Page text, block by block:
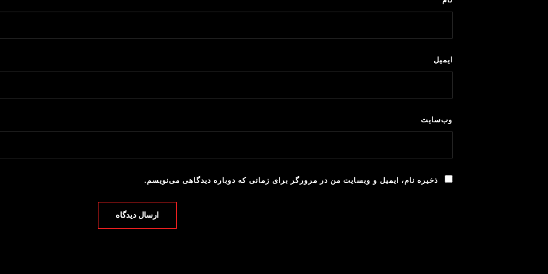
وب‌سایت
ذخیره نام، ایمیل و وبسایت من در مرورگر برای زمانی که دوباره دیدگاهی می‌نویسم.